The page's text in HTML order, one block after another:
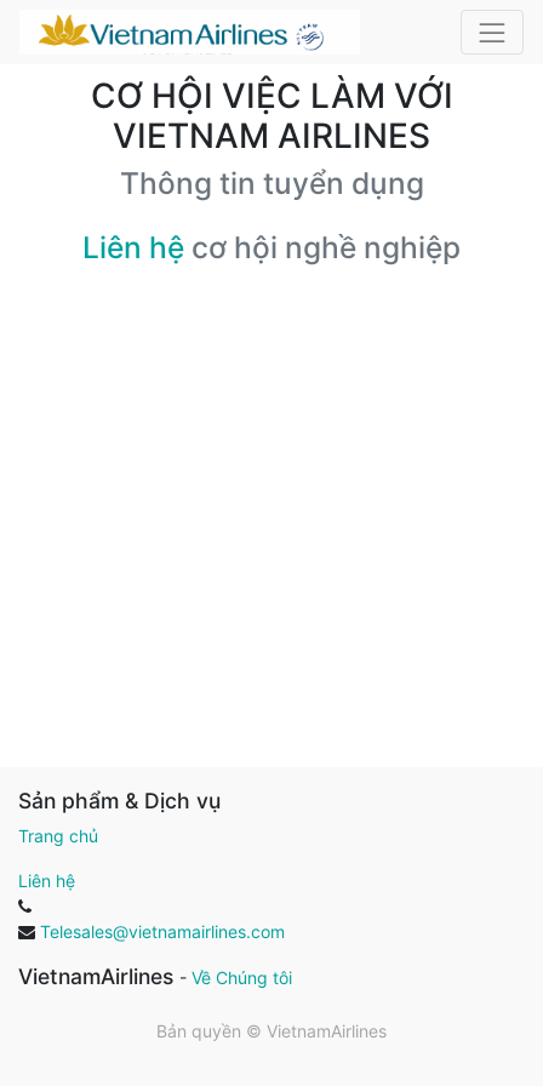
CƠ HỘI VIỆC LÀM VỚI
VIETNAM AIRLINES
Thông tin tuyển dụng
Liên hệ cơ hội nghề nghiệp
Sản phẩm & Dịch vụ
Trang chủ
Liên hệ
Telesales@vietnamairlines.com
VietnamAirlines - Về Chúng tôi
Bản quyền © VietnamAirlines